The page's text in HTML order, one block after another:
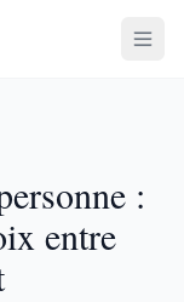
:
entre